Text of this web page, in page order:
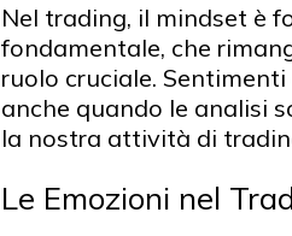
Nel trading, il mindset è
fondamentale, che
ruolo cruciale.
anche quando le analisi
la nostra attività di
Le Emozioni nel